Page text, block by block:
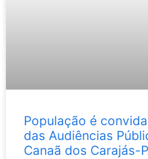
População é
das Audiências
Canaã dos Carajás-